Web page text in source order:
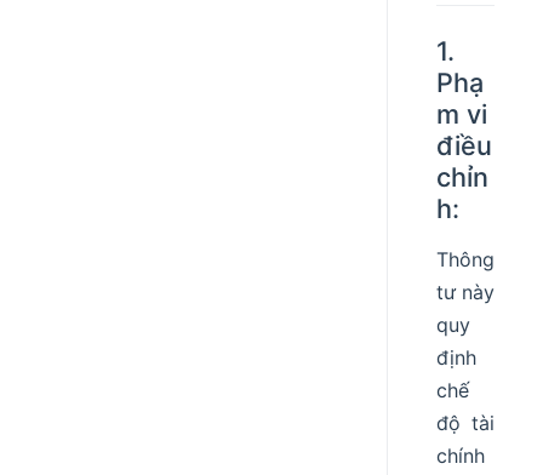
1.
Phạ
m vi
điều
chỉn
h:
Thông
tư này
quy
định
chế
độ tài
chính